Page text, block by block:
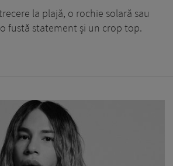
la plajă, o rochie solară sau
fustă statement și un crop top.